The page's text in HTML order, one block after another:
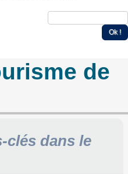
de
clés dans le